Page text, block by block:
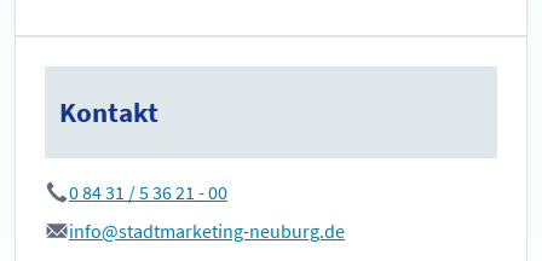
Kontakt
0 84 31 / 5 36 21 - 00
info@stadtmarketing-neuburg.de